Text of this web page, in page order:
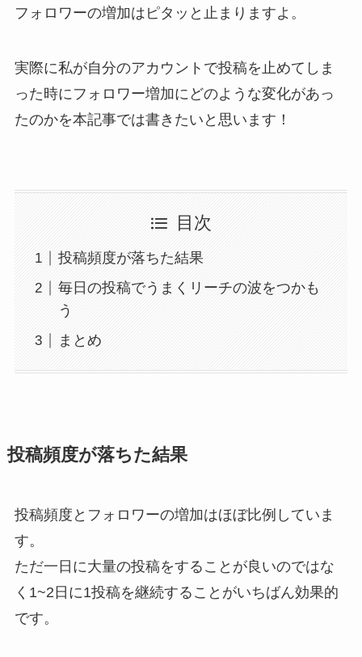
フォロワーの増加はピタッと止まりますよ。
実際に私が自分のアカウントで投稿を止めてしま
った時にフォロワー増加にどのような変化があっ
たのかを本記事では書きたいと思います！
目次
投稿頻度が落ちた結果
毎日の投稿でうまくリーチの波をつかも
う
まとめ
投稿頻度が落ちた結果
投稿頻度とフォロワーの増加はほぼ比例していま
す。
ただ一日に大量の投稿をすることが良いのではな
く1~2日に1投稿を継続することがいちばん効果的
です。